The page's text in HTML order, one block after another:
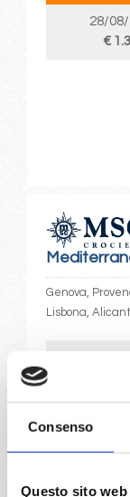
Consenso
Questo sito
28/
€
Genova,
Lisbona,
€